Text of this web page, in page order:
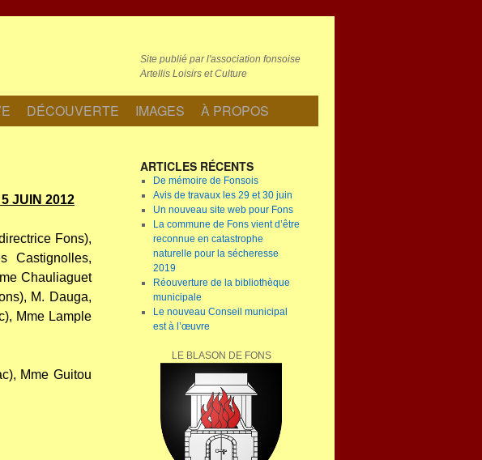
Site publié par l'association fonsoise
Artellis Loisirs et Culture
DÉCOUVERTE IMAGES À PROPOS
JUIN 2012
Fons),
Castignolles,
Chauliaguet
M. Dauga,
Mme Lample
Mme Guitou
ARTICLES RÉCENTS
De mémoire de Fonsois
Avis de travaux les 29 et 30 juin
Un nouveau site web pour Fons
La commune de Fons vient d’être
reconnue en catastrophe
naturelle pour la sécheresse
2019
Réouverture de la bibliothèque
municipale
Le nouveau Conseil municipal
est à l’œuvre
LE BLASON DE FONS